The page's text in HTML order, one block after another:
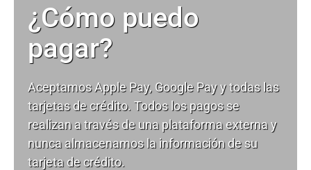
¿Cómo puedo
pagar?
Aceptamos Apple Pay, Google Pay y todas las
tarjetas de crédito. Todos los pagos se
realizan a través de una plataforma externa y
nunca almacenamos la información de su
tarjeta de crédito.